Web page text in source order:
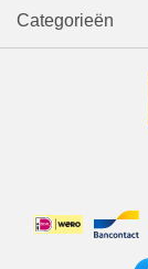
Categorieën